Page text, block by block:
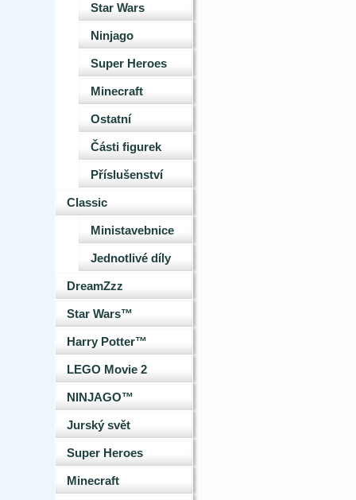
Star Wars
Ninjago
Super Heroes
Minecraft
Ostatní
Části figurek
Příslušenství
Classic
Ministavebnice
Jednotlivé díly
DreamZzz
Star Wars™
Harry Potter™
LEGO Movie 2
NINJAGO™
Jurský svět
Super Heroes
Minecraft